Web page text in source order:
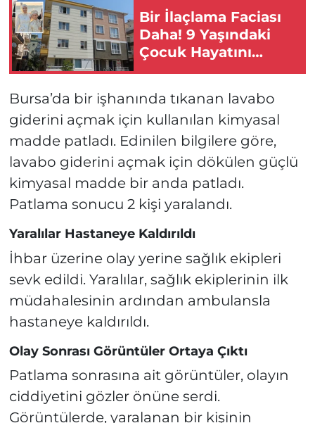
Bir İlaçlama Faciası
Daha! 9 Yaşındaki
Çocuk Hayatını
Kaybetti!
Bursa’da bir işhanında tıkanan lavabo
giderini açmak için kullanılan kimyasal
madde patladı. Edinilen bilgilere göre,
lavabo giderini açmak için dökülen güçlü
kimyasal madde bir anda patladı.
Patlama sonucu 2 kişi yaralandı.
Yaralılar Hastaneye Kaldırıldı
İhbar üzerine olay yerine sağlık ekipleri
sevk edildi. Yaralılar, sağlık ekiplerinin ilk
müdahalesinin ardından ambulansla
hastaneye kaldırıldı.
Olay Sonrası Görüntüler Ortaya Çıktı
Patlama sonrasına ait görüntüler, olayın
ciddiyetini gözler önüne serdi.
Görüntülerde, yaralanan bir kişinin